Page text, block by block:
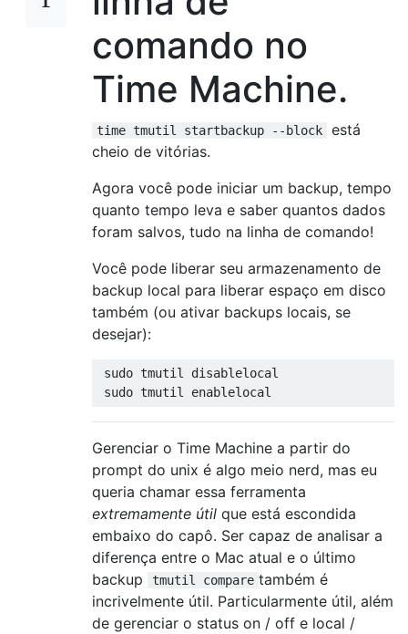
comando no
Time Machine.
time tmutil startbackup --block
está
cheio de vitórias.
Agora você pode iniciar um backup, tempo
quanto tempo leva e saber quantos dados
foram salvos, tudo na linha de comando!
Você pode liberar seu armazenamento de
backup local para liberar espaço em disco
também (ou ativar backups locais, se
desejar):
sudo tmutil disablelocal
Gerenciar o Time Machine a partir do
prompt do unix é algo meio nerd, mas eu
queria chamar essa ferramenta
extremamente útil que está escondida
embaixo do capô. Ser capaz de analisar a
diferença entre o Mac atual e o último
backup
tmutil compare também é
incrivelmente útil. Particularmente útil, além
de gerenciar o status on / off e local /